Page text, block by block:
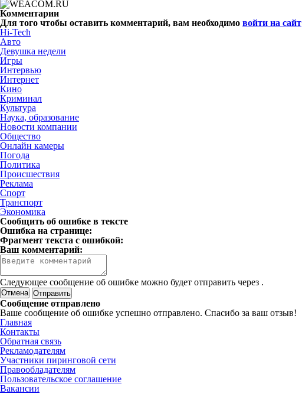
Комментарии
Для того чтобы оставить комментарий, вам необходимо войти на сайт
Hi-Tech
Авто
Девушка недели
Игры
Интервью
Интернет
Кино
Криминал
Культура
Наука, образование
Новости компании
Общество
Онлайн камеры
Погода
Политика
Происшествия
Реклама
Спорт
Транспорт
Экономика
Сообщить об ошибке в тексте
Ошибка на странице:
Фрагмент текста с ошибкой:
Ваш комментарий:
Следующее сообщение об ошибке можно будет отправить через .
Отмена
Сообщение отправлено
Ваше сообщение об ошибке успешно отправлено. Спасибо за ваш отзыв!
Главная
Контакты
Обратная связь
Рекламодателям
Участники пиринговой сети
Правообладателям
Пользовательское соглашение
Вакансии